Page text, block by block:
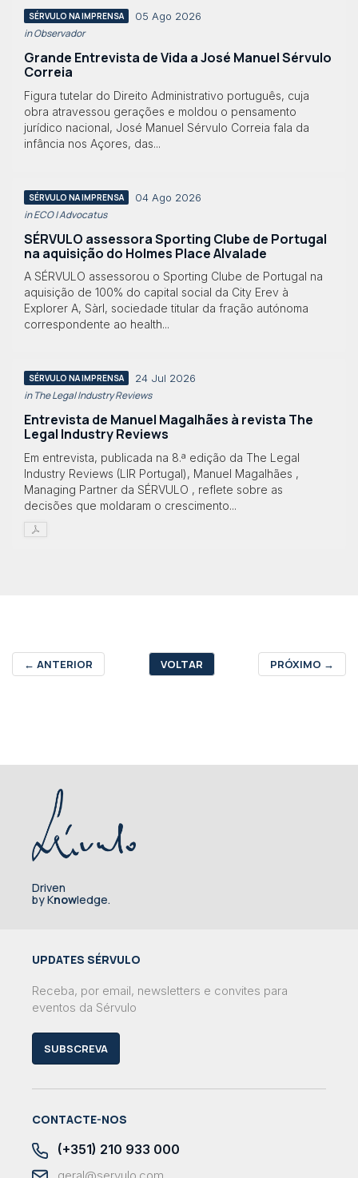
SÉRVULO NA IMPRENSA 05 Ago 2026
in Observador
Grande Entrevista de Vida a José Manuel Sérvulo
Correia
Figura tutelar do Direito Administrativo português, cuja
obra atravessou gerações e moldou o pensamento
jurídico nacional, José Manuel Sérvulo Correia fala da
infância nos Açores, das...
SÉRVULO NA IMPRENSA 04 Ago 2026
in ECO | Advocatus
SÉRVULO assessora Sporting Clube de Portugal
na aquisição do Holmes Place Alvalade
A SÉRVULO assessorou o Sporting Clube de Portugal na
aquisição de 100% do capital social da City Erev à
Explorer A, Sàrl, sociedade titular da fração autónoma
correspondente ao health...
SÉRVULO NA IMPRENSA 24 Jul 2026
in The Legal Industry Reviews
Entrevista de Manuel Magalhães à revista The
Legal Industry Reviews
Em entrevista, publicada na 8.ª edição da The Legal
Industry Reviews (LIR Portugal), Manuel Magalhães ,
Managing Partner da SÉRVULO , reflete sobre as
decisões que moldaram o crescimento...
← ANTERIOR VOLTAR PRÓXIMO →
Driven
by Knowledge.
UPDATES SÉRVULO
Receba, por email, newsletters e convites para
eventos da Sérvulo
SUBSCREVA
CONTACTE-NOS
(+351) 210 933 000